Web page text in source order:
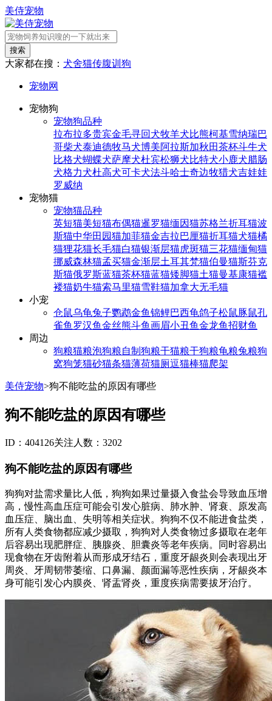
美侍宠物
搜索
大家都在搜： 犬舍猫传腹训狗
宠物网
宠物狗
宠物狗品种
拉布拉多贵宾金毛寻回犬牧羊犬比熊柯基雪纳瑞巴
哥柴犬泰迪德牧马犬博美阿拉斯加秋田茶杯斗牛犬
比格犬蝴蝶犬萨摩犬杜宾松狮犬比特犬小鹿犬腊肠
犬格力犬杜高犬可卡犬法斗哈士奇边牧猎犬吉娃娃
罗威纳
宠物猫
宠物猫品种
英短猫美短猫布偶猫暹罗猫缅因猫苏格兰折耳猫波
斯猫中华田园猫加菲猫金吉拉巴厘猫折耳猫犬猫橘
猫狸花猫长毛猫白猫银渐层猫虎斑猫三花猫缅甸猫
挪威森林猫孟买猫金渐层土耳其梵猫伯曼猫斯芬克
斯猫俄罗斯蓝猫茶杯猫蓝猫矮脚猫土猫曼基康猫褴
褛猫奶牛猫索马里猫雪鞋猫加拿大无毛猫
小宠
仓鼠乌龟兔子鹦鹉金鱼锦鲤巴西龟鸽子松鼠豚鼠孔
雀鱼 罗汉鱼金丝熊斗鱼画眉小丑鱼金龙鱼招财鱼
周边
狗粮猫粮泡狗粮自制狗粮干猫粮干狗粮龟粮兔粮狗
窝狗笼猫砂猫条猫薄荷猫厕逗猫棒猫爬架
美侍宠物>狗不能吃盐的原因有哪些
狗不能吃盐的原因有哪些
ID：404126关注人数：3202
狗不能吃盐的原因有哪些
狗狗对盐需求量比人低，狗狗如果过量摄入食盐会导致血压增
高，慢性高血压症可能会引发心脏病、肺水肿、肾衰、原发高
血压症、脑出血、失明等相关症状。狗狗不仅不能进食盐类，
所有人类食物都应减少摄取，狗狗对人类食物过多摄取在老年
后容易出现肥胖症、胰腺炎、胆囊炎等老年疾病。同时容易出
现食物在牙齿附着从而形成牙结石，重度牙龈炎则会表现出牙
周炎、牙周韧带萎缩、口鼻漏、颜面漏等恶性疾病，牙龈炎本
身可能引发心内膜炎、肾盂肾炎，重度疾病需要拔牙治疗。